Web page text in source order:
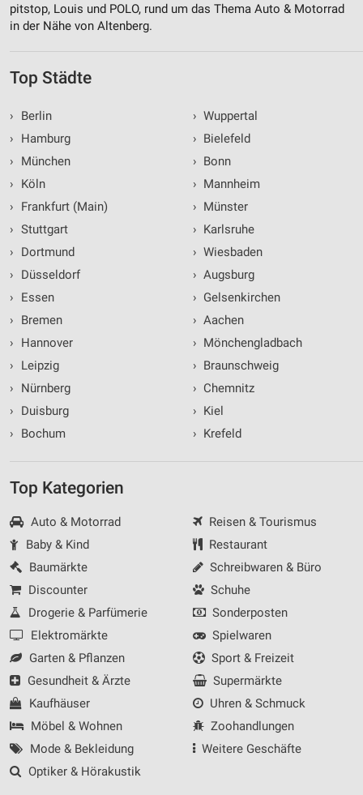
pitstop, Louis und POLO, rund um das Thema Auto & Motorrad
in der Nähe von Altenberg.
Top Städte
›
Berlin
›
Hamburg
›
München
›
Köln
›
Frankfurt (Main)
› Stuttgart
›
Dortmund
›
Düsseldorf
›
Essen
›
Bremen
›
Hannover
›
Leipzig
›
Nürnberg
›
Duisburg
›
Bochum
› Wuppertal
› Bielefeld
› Bonn
› Mannheim
› Münster
› Karlsruhe
› Wiesbaden
› Augsburg
› Gelsenkirchen
› Aachen
› Mönchengladbach
› Braunschweig
› Chemnitz
› Kiel
› Krefeld
Top Kategorien
Auto & Motorrad
Baby & Kind
Baumärkte
Discounter
Drogerie & Parfümerie
Elektromärkte
Garten & Pflanzen
Gesundheit & Ärzte
Kaufhäuser
Möbel & Wohnen
Mode & Bekleidung
Optiker & Hörakustik
Reisen & Tourismus
Restaurant
Schreibwaren & Büro
Schuhe
Sonderposten
Spielwaren
Sport & Freizeit
Supermärkte
Uhren & Schmuck
Zoohandlungen
Weitere Geschäfte